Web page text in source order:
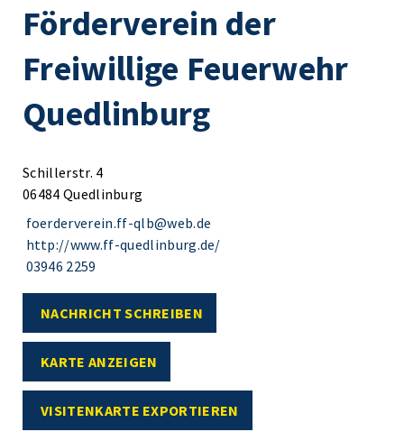
Förderverein der
Freiwillige Feuerwehr
Quedlinburg
Schillerstr. 4
06484 Quedlinburg
foerderverein.ff-qlb@web.de
http://www.ff-quedlinburg.de/
03946 2259
NACHRICHT SCHREIBEN
KARTE ANZEIGEN
VISITENKARTE EXPORTIEREN